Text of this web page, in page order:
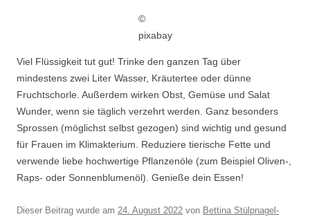
©
pixabay
Viel Flüssigkeit tut gut! Trinke den ganzen Tag über
mindestens zwei Liter Wasser, Kräutertee oder dünne
Fruchtschorle. Außerdem wirken Obst, Gemüse und Salat
Wunder, wenn sie täglich verzehrt werden. Ganz besonders
Sprossen (möglichst selbst gezogen) sind wichtig und gesund
für Frauen im Klimakterium. Reduziere tierische Fette und
verwende liebe hochwertige Pflanzenöle (zum Beispiel Oliven-,
Raps- oder Sonnenblumenöl). Genieße dein Essen!
Dieser Beitrag wurde am 24. August 2022 von Bettina Stülpnagel-